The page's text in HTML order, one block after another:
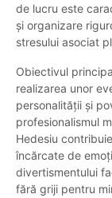
de lucru este
și organizare
stresului asociat
Obiectivul
realizarea unor
personalității și
profesionalismul
Hedesiu
încărcate de
divertismentului
fără griji pentru